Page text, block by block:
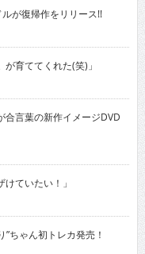
が復帰作をリリース!!
育ててくれた(笑)」
言葉の新作イメージDVD